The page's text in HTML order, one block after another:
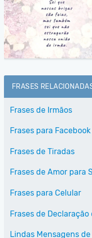
FRASES
Frases de Irmãos
Frases para
Frases de Tiradas
Frases de Amor para
Frases para Celular
Frases de Declaração
Lindas Mensagens